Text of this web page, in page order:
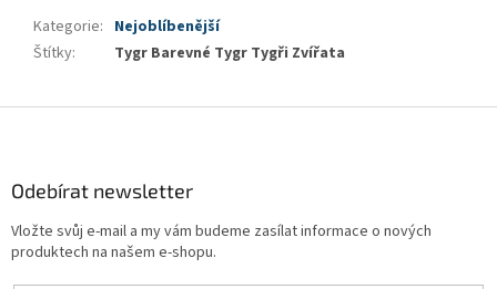
Kategorie: Nejoblíbenější
Štítky: Tygr Barevné Tygr Tygři Zvířata
Odebírat newsletter
Vložte svůj e-mail a my vám budeme zasílat informace o nových
produktech na našem e-shopu.